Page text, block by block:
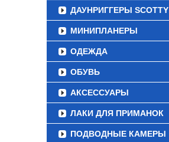
ДАУНРИГГЕРЫ SCOTTY
МИНИПЛАНЕРЫ
ОДЕЖДА
ОБУВЬ
АКСЕССУАРЫ
ЛАКИ ДЛЯ ПРИМАНОК
ПОДВОДНЫЕ КАМЕРЫ